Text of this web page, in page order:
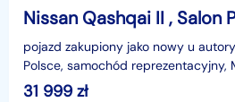
pojazd zakupiony jako nowy u
Polsce, samochód reprezentacyjny, MIESIĘCZNA RATA NA
TEN SAMOCHÓD JUŻ OD 190
31 999 zł